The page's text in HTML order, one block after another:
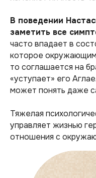
В поведении
заметить все
часто впадает в
которое
то соглашается на
«уступает» его
может понять даже
Тяжелая
управляет жизнью
отношения с